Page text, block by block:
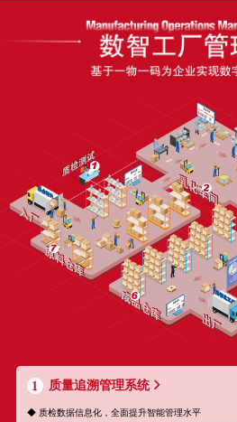
1 质量追溯管理系统
◆ 质检数据信息化，全面提升智能管理水平